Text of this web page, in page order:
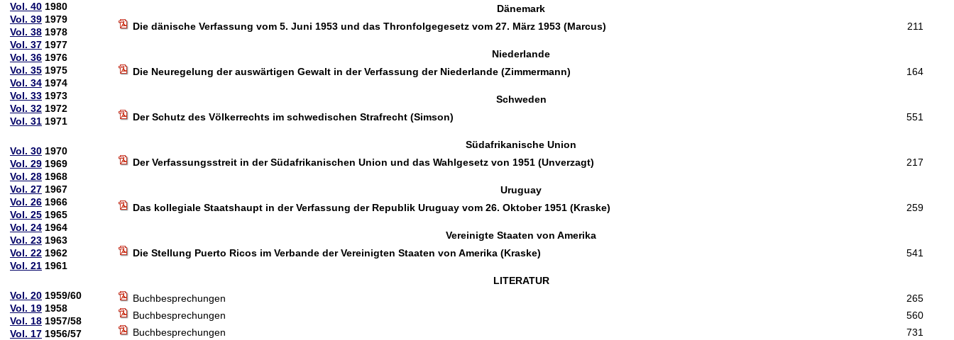
Vol. 40 1980
Vol. 39 1979
Vol. 38 1978
Vol. 37 1977
Vol. 36 1976
Vol. 35 1975
Vol. 34 1974
Vol. 33 1973
Vol. 32 1972
Vol. 31 1971
Vol. 30 1970
Vol. 29 1969
Vol. 28 1968
Vol. 27 1967
Vol. 26 1966
Vol. 25 1965
Vol. 24 1964
Vol. 23 1963
Vol. 22 1962
Vol. 21 1961
Vol. 20 1959/60
Vol. 19 1958
Vol. 18 1957/58
Vol. 17 1956/57
Dänemark
Die dänische Verfassung vom 5. Juni 1953 und das Thronfolgegesetz vom 27. März 1953 (Marcus)
211
Niederlande
Die Neuregelung der auswärtigen Gewalt in der Verfassung der Niederlande (Zimmermann)
164
Schweden
Der Schutz des Völkerrechts im schwedischen Strafrecht (Simson)
551
Südafrikanische Union
Der Verfassungsstreit in der Südafrikanischen Union und das Wahlgesetz von 1951 (Unverzagt)
217
Uruguay
Das kollegiale Staatshaupt in der Verfassung der Republik Uruguay vom 26. Oktober 1951 (Kraske)
259
Vereinigte Staaten von Amerika
Die Stellung Puerto Ricos im Verbande der Vereinigten Staaten von Amerika (Kraske)
541
LITERATUR
Buchbesprechungen
265
Buchbesprechungen
560
Buchbesprechungen
731